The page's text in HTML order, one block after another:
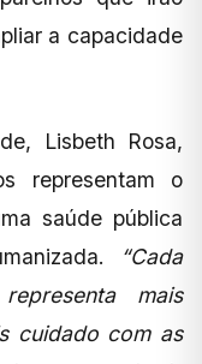
a capacidade
Lisbeth Rosa,
representam o
saúde pública
“Cada
mais
cuidado com as